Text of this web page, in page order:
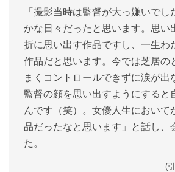
「撮影当時は監督が大っ嫌いでし
かな日々だったと思います。思
折に思い出す作品ですし、一生わ
作品だと思います。今では芝居の
まくコントロールできずに涙が出
監督の顔を思い出すようにすると
んです（笑）。女優人生において
品だったなと思います」と話し、
た。
(